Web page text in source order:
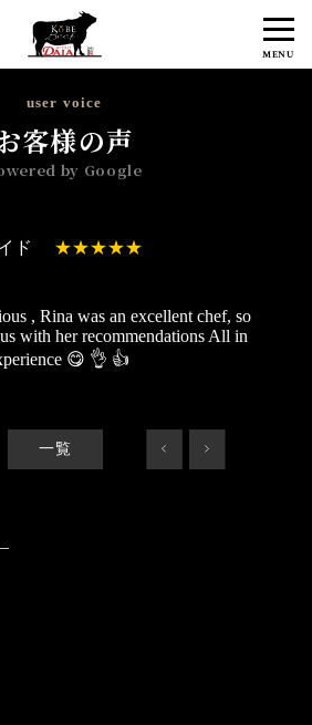
MENU
ア 雷門西店
ローカル
user voice
客様の声
by Google
ド
, Rina was an excellent chef, so
with her recommendations All in
😋 👌 👍
一覧 < >